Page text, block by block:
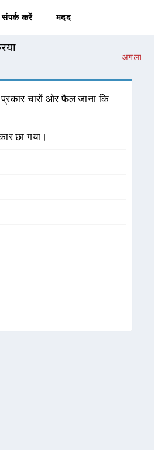
संपर्क करें मदद
अगला
चारों ओर फैल जाना कि
छा गया।